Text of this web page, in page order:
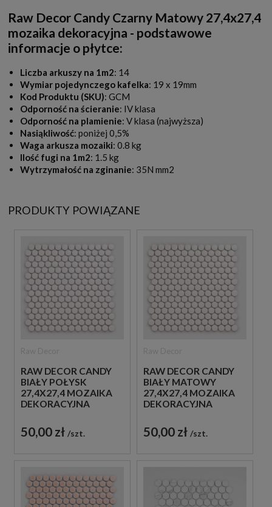
Raw Decor Candy Czarny Matowy 27,4x27,4
mozaika dekoracyjna - podstawowe
informacje o płytce:
Liczba arkuszy na 1m2: 14
Wymiar pojedynczego kafelka: 19 x 19mm
Kod Produktu (SKU): GCM
Odporność na ścieranie: IV klasa
Odporność na plamienie: V klasa (najwyższa)
Nasiąkliwość: poniżej 0,5%
Waga arkusza mozaiki: 0.8 kg
Ilość fugi na 1m2: 1.5 kg
Wytrzymałość na zginanie: 35N mm2
PRODUKTY POWIĄZANE
RAW DECOR CANDY
BIAŁY POŁYSK
27,4X27,4 MOZAIKA
DEKORACYJNA
50,00 zł szt.
RAW DECOR CANDY
BIAŁY MATOWY
27,4X27,4 MOZAIKA
DEKORACYJNA
50,00 zł szt.